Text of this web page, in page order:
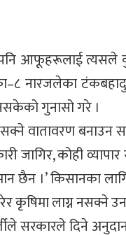
आफूहरूलाई त्यसले
नारजलेका
गुनासो गरे ।
वातावरण बनाउन
जागिर, कोही
छैन ।’ किसानका
कृषिमा लाग्न नसक्ने
सरकारले दिने